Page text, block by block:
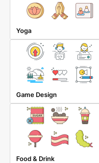
Yoga
Game Design
Food & Drink